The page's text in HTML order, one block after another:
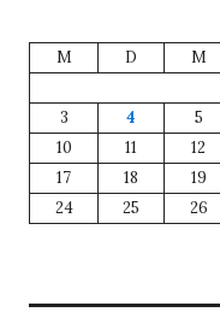
M
D M
3
4 5
10
11 12
17
18 19
24
25 26